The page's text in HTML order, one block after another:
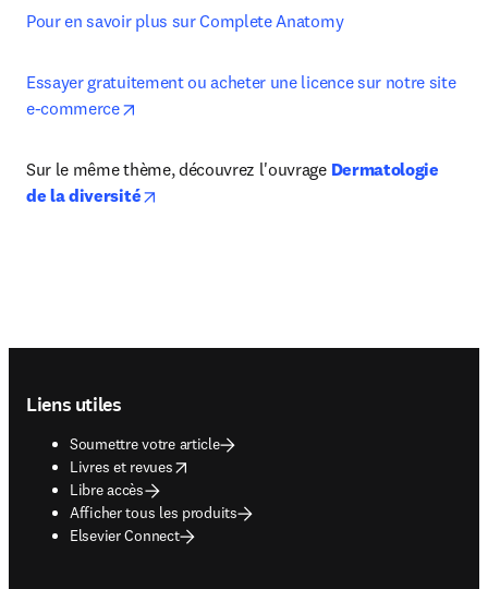
Pour en savoir plus sur Complete Anatomy
Essayer gratuitement ou acheter une licence sur notre site
e-commerce
Sur le même thème, découvrez l'ouvrage Dermatologie
de la diversité
Liens utiles
Soumettre votre article
Livres et revues
opens in new tab/window
Libre accès
Afficher tous les produits
Elsevier Connect